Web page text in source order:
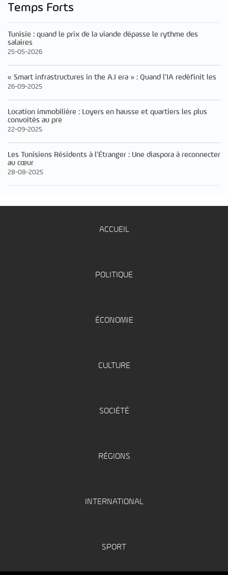
Temps Forts
Tunisie : quand le prix de la viande dépasse le rythme des
salaires
25-05-2026
« Smart infrastructures in the A.I era » : Quand l’IA redéfinit les
26-09-2025
Location immobilière : Loyers en hausse et quartiers les plus
convoités au pre
22-09-2025
Les Tunisiens Résidents à l’Étranger : Une diaspora à reconnecter
au cœur
28-08-2025
ACCUEIL
POLITIQUE
ÉCONOMIE
CULTURE
SOCIÉTÉ
RÉGIONS
INTERNATIONAL
SPORT